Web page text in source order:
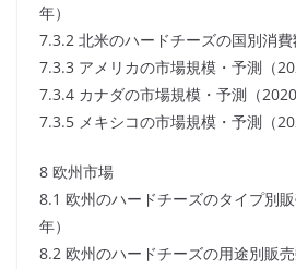
年）
7.3.2 北米のハードチーズの国別消費
7.3.3 アメリカの市場規模・予測（
7.3.4 カナダの市場規模・予測（2020
7.3.5 メキシコの市場規模・予測（
8 欧州市場
8.1 欧州のハードチーズのタイプ別
年）
8.2 欧州のハードチーズの用途別販